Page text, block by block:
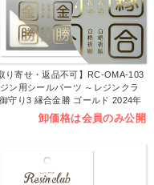
り寄せ・返品不可】RC-OMA-103
ン用シールパーツ ～レジンクラ
守り3 縁合金勝 ゴールド 2024年
卸価格は会員のみ公開